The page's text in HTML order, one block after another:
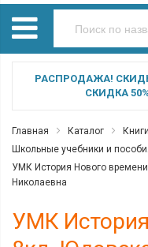
РАСПРОДАЖА!
СКИДКА
Главная Каталог Книги
Школьные учебники и
УМК История Нового
Николаевна
УМК